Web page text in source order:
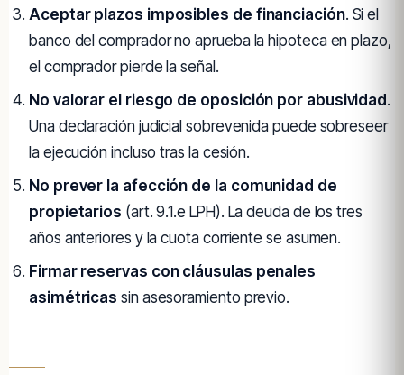
Aceptar plazos imposibles de financiación. Si el
banco del comprador no aprueba la hipoteca en plazo,
el comprador pierde la señal.
No valorar el riesgo de oposición por abusividad.
Una declaración judicial sobrevenida puede sobreseer
la ejecución incluso tras la cesión.
No prever la afección de la comunidad de
propietarios (art. 9.1.e LPH). La deuda de los tres
años anteriores y la cuota corriente se asumen.
Firmar reservas con cláusulas penales
asimétricas sin asesoramiento previo.